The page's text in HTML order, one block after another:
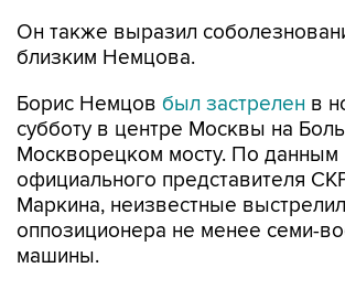
Он также выразил
близким Немцова.
Борис Немцов был застрелен в
субботу в центре Москвы на
Москворецком мосту. По данным
официального представителя
Маркина, неизвестные
оппозиционера не менее семи-
машины.